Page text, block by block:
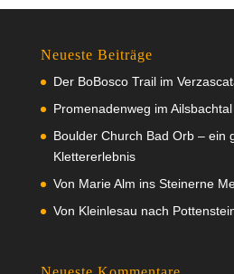
Neueste Beiträge
Der BoBosco Trail im
Promenadenweg im Ailsbachtal
Boulder Church Bad Orb – ein
Klettererlebnis
Von Marie Alm ins Steinerne
Von Kleinlesau nach